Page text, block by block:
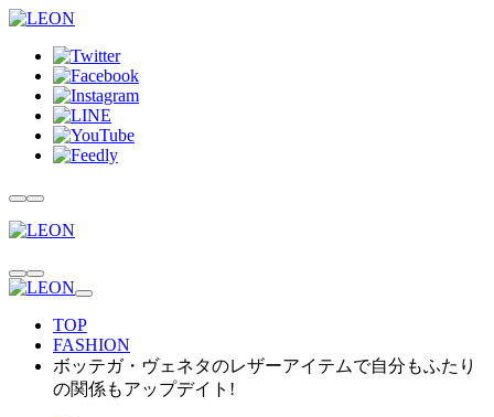
TOP
FASHION
ボッテガ・ヴェネタのレザーアイテムで自分もふたり
の関係もアップデイト!